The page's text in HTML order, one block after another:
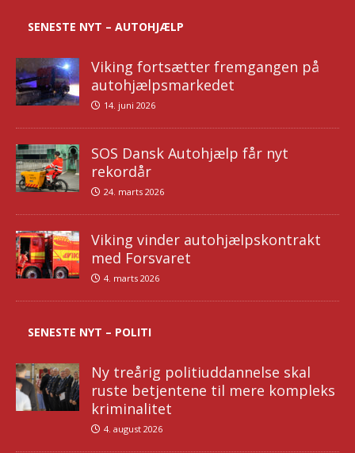
SENESTE NYT – AUTOHJÆLP
Viking fortsætter fremgangen på
autohjælpsmarkedet
14. juni 2026
SOS Dansk Autohjælp får nyt
rekordår
24. marts 2026
Viking vinder autohjælpskontrakt
med Forsvaret
4. marts 2026
SENESTE NYT – POLITI
Ny treårig politiuddannelse skal
ruste betjentene til mere kompleks
kriminalitet
4. august 2026